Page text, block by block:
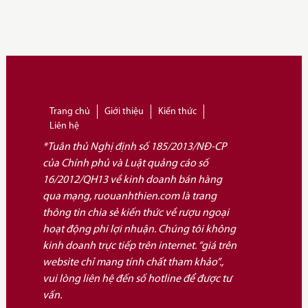
Trang chủ Giới thiệu
Kiến thức
Liên hệ
*Tuân thủ Nghị định số 185/2013/NĐ-CP
của Chính phủ và Luật quảng cáo số
16/2012/QH13 về kinh doanh bán hàng
qua mạng, ruouanhthien.com là trang
thông tin chia sẻ kiến thức về rượu ngoại
hoạt động phi lợi nhuận. Chúng tôi không
kinh doanh trực tiếp trên internet. “giá trên
website chỉ mang tính chất tham khảo”.,
vui lòng liên hệ đến số hotline để được tư
vấn.